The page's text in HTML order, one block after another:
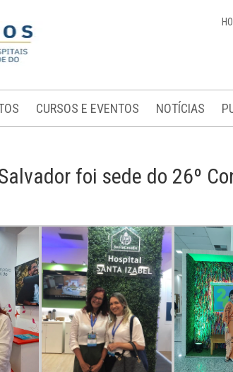
CURSOS E EVENTOS NOTÍCIAS
foi sede do 26º